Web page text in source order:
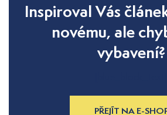
Inspiroval Vás
novému, ale
vybavení?
PŘEJÍT NA E-